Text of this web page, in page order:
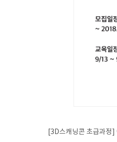
[3D스캐닝콘 초급과정